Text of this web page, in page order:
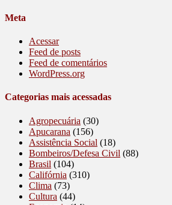
Meta
Acessar
Feed de posts
Feed de comentários
WordPress.org
Categorias mais acessadas
Agropecuária (30)
Apucarana (156)
Assistência Social (18)
Bombeiros/Defesa Civil (88)
Brasil (104)
Califórnia (310)
Clima (73)
Cultura (44)